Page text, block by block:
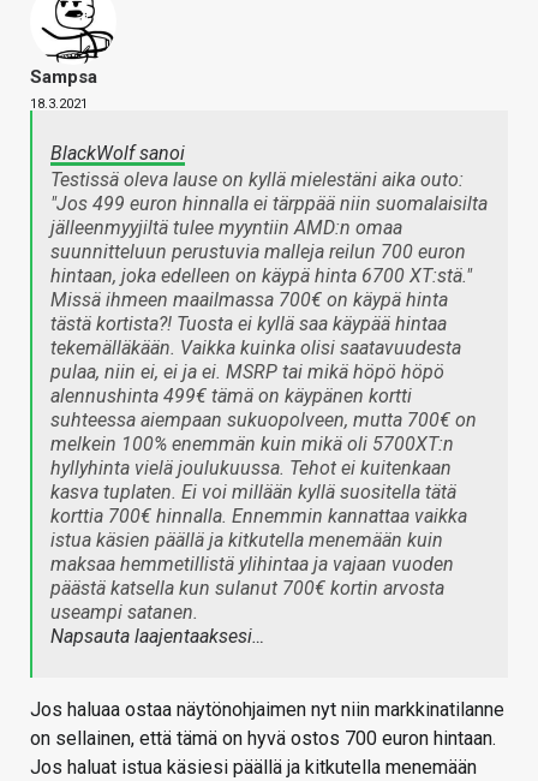
Sampsa
18.3.2021
BlackWolf sanoi
Testissä oleva lause on kyllä mielestäni aika outo:
"Jos 499 euron hinnalla ei tärppää niin suomalaisilta
jälleenmyyjiltä tulee myyntiin AMD:n omaa
suunnitteluun perustuvia malleja reilun 700 euron
hintaan, joka edelleen on käypä hinta 6700 XT:stä."
Missä ihmeen maailmassa 700€ on käypä hinta
tästä kortista?! Tuosta ei kyllä saa käypää hintaa
tekemälläkään. Vaikka kuinka olisi saatavuudesta
pulaa, niin ei, ei ja ei. MSRP tai mikä höpö höpö
alennushinta 499€ tämä on käypänen kortti
suhteessa aiempaan sukuopolveen, mutta 700€ on
melkein 100% enemmän kuin mikä oli 5700XT:n
hyllyhinta vielä joulukuussa. Tehot ei kuitenkaan
kasva tuplaten. Ei voi millään kyllä suositella tätä
korttia 700€ hinnalla. Ennemmin kannattaa vaikka
istua käsien päällä ja kitkutella menemään kuin
maksaa hemmetillistä ylihintaa ja vajaan vuoden
päästä katsella kun sulanut 700€ kortin arvosta
useampi satanen.
Napsauta laajentaaksesi…
Jos haluaa ostaa näytönohjaimen nyt niin markkinatilanne
on sellainen, että tämä on hyvä ostos 700 euron hintaan.
Jos haluat istua käsiesi päällä ja kitkutella menemään